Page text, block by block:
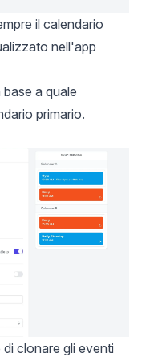
il calendario
nell'app
a quale
primario.
clonare gli eventi